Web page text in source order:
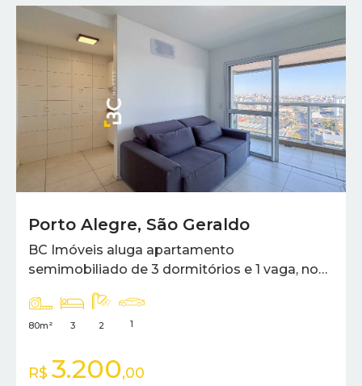
Porto Alegre, São Geraldo
BC Imóveis aluga apartamento
semimobiliado de 3 dormitórios e 1 vaga, no
80m² 3 2 1
R$ 3.200,00